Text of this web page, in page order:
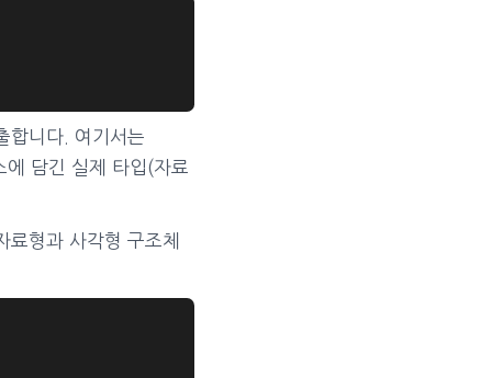
합니다. 여기서는
에 담긴 실제 타입(자료
형과 사각형 구조체